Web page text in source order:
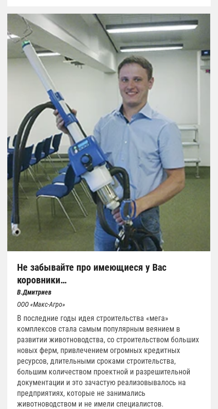
Не забывайте про имеющиеся у Вас
коровники…
В.Дмитриев
ООО«Макс-Агро»
В последние годы идея строительства «мега»
комплексов стала самым популярным веянием в
развитии животноводства, со строительством больших
новых ферм, привлечением огромных кредитных
ресурсов, длительными сроками строительства,
большим количеством проектной и разрешительной
документации и это зачастую реализовывалось на
предприятиях, которые не занимались
животноводством и не имели специалистов.